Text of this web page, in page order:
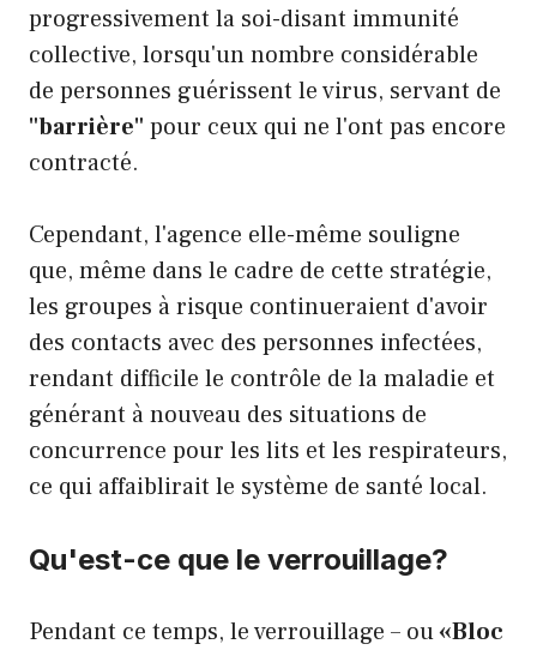
progressivement la soi-disant immunité
collective, lorsqu'un nombre considérable
de personnes guérissent le virus, servant de
"barrière" pour ceux qui ne l'ont pas encore
contracté.
Cependant, l'agence elle-même souligne
que, même dans le cadre de cette stratégie,
les groupes à risque continueraient d'avoir
des contacts avec des personnes infectées,
rendant difficile le contrôle de la maladie et
générant à nouveau des situations de
concurrence pour les lits et les respirateurs,
ce qui affaiblirait le système de santé local.
Qu'est-ce que le verrouillage?
Pendant ce temps, le verrouillage – ou«Bloc